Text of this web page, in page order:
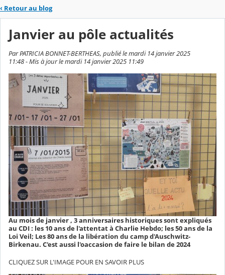
‹ Retour au blog
Janvier au pôle actualités
Par PATRICIA BONNET-BERTHEAS, publié le mardi 14 janvier 2025
11:48 - Mis à jour le mardi 14 janvier 2025 11:49
Au mois de janvier , 3 anniversaires historiques sont expliqués
au CDI : les 10 ans de l'attentat à Charlie Hebdo; les 50 ans de la
Loi Veil; Les 80 ans de la libération du camp d'Auschwitz-
Birkenau. C'est aussi l'oaccasion de faire le bilan de 2024
CLIQUEZ SUR L'IMAGE POUR EN SAVOIR PLUS